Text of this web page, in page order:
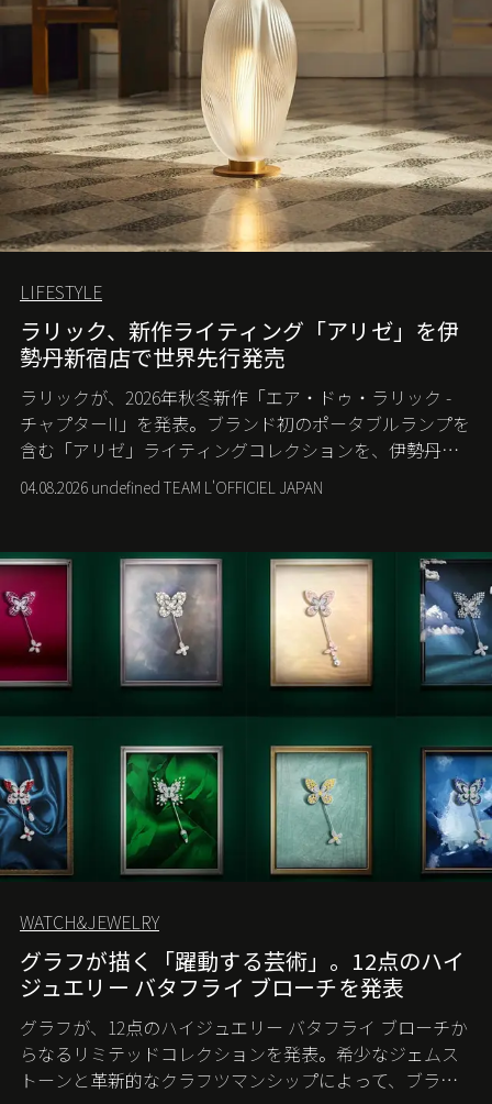
LIFESTYLE
ラリック、新作ライティング「アリゼ」を伊
勢丹新宿店で世界先行発売
ラリックが、2026年秋冬新作「エア・ドゥ・ラリック -
チャプターII」を発表。ブランド初のポータブルランプを
含む「アリゼ」ライティングコレクションを、伊勢丹新
宿店の期間限定ポップアップで世界に先駆けて発売す
る。
04.08.2026 undefined TEAM L'OFFICIEL JAPAN
WATCH&JEWELRY
グラフが描く「躍動する芸術」。12点のハイ
ジュエリー バタフライ ブローチを発表
グラフが、12点のハイジュエリー バタフライ ブローチか
らなるリミテッドコレクションを発表。希少なジェムス
トーンと革新的なクラフツマンシップによって、ブラン